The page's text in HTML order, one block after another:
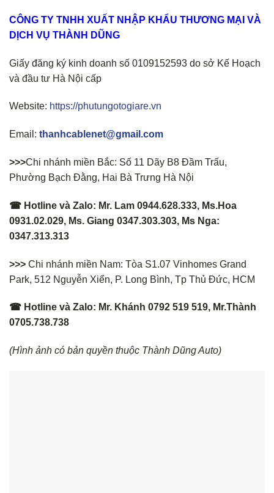
CÔNG TY TNHH XUẤT NHẬP KHẨU THƯƠNG MẠI VÀ
DỊCH VỤ THÀNH DŨNG
Giấy đăng ký kinh doanh số 0109152593 do sở Kế Hoạch
và đầu tư Hà Nội cấp
Website: https://phutungotogiare.vn
Email: thanhcablenet@gmail.com
>>>Chi nhánh miền Bắc: Số 11 Dãy B8 Đầm Trấu,
Phường Bạch Đằng, Hai Bà Trưng Hà Nội
☎ Hotline và Zalo: Mr. Lam 0944.628.333, Ms.Hoa
0931.02.029, Ms. Giang 0347.303.303, Ms Nga:
0347.313.313
>>> Chi nhánh miền Nam: Tòa S1.07 Vinhomes Grand
Park, 512 Nguyễn Xiển, P. Long Bình, Tp Thủ Đức, HCM
☎ Hotline và Zalo: Mr. Khánh 0792 519 519, Mr.Thành
0705.738.738
(Hình ảnh có bản quyền thuộc Thành Dũng Auto)